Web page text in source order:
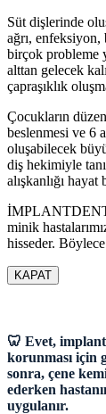
Süt dişlerinde
ağrı, enfeksiyon,
birçok probleme
alttan gelecek
çapraşıklık
Çocukların
beslenmesi ve 6
oluşabilecek
diş hekimiyle
alışkanlığı
minik
hisseder.
KAPAT
🦷 Evet,
korunması için
sonra, çene
ederken
uygulanır.